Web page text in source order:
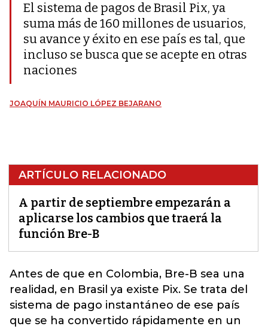
El sistema de pagos de Brasil Pix, ya
suma más de 160 millones de usuarios,
su avance y éxito en ese país es tal, que
incluso se busca que se acepte en otras
naciones
JOAQUÍN MAURICIO LÓPEZ BEJARANO
ARTÍCULO RELACIONADO
A partir de septiembre empezarán a
aplicarse los cambios que traerá la
función Bre-B
Antes de que en Colombia, Bre-B sea una
realidad, en Brasil ya existe Pix. Se trata del
sistema de pago instantáneo de ese país
que se ha convertido rápidamente en un